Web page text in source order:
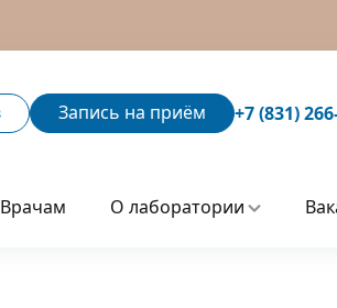
Запись на приём +7 (831)
Врачам О лаборатории